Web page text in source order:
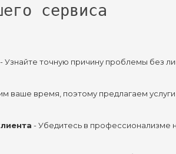
сервиса
- Узнайте точную причину проблемы без
ваше время, поэтому предлагаем
- Убедитесь в профессионализме